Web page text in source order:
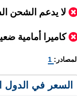
لا يدعم الشحن
كاميرا أمامية
المصادر: 1
السعر في الدول